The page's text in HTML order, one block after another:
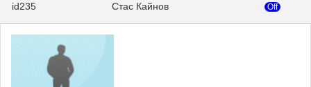
id235 Стас Кайнов Off